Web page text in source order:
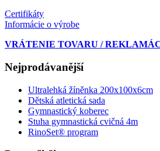
Certifikáty
Informácie o výrobe
VRÁTENIE TOVARU /
Nejprodávanější
Ultralehká žíněnka 200x100x6cm
Dětská atletická sada
Gymnastický koberec
Stuha gymnastická cvičná 4m
RinoSet® program